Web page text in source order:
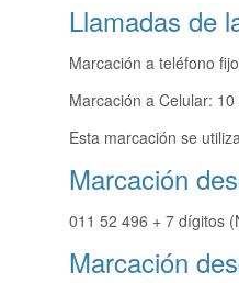
Llamadas de
Marcación a teléfono
Marcación a Celular:
Esta marcación se
Marcación
011 52 496 + 7 dígitos
Marcación